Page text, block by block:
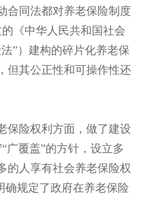
合同法都对养老保险制度
《中华人民共和国社会
”）建构的碎片化养老保
但其公正性和可操作性还
保险权利方面，做了建设
广覆盖”的方针，设立多
的人享有社会养老保险权
确规定了政府在养老保险